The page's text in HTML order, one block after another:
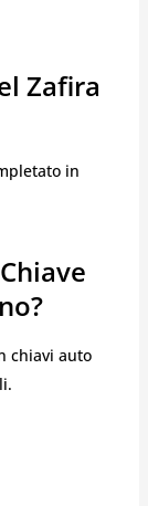
Zafira
in
chiavi auto